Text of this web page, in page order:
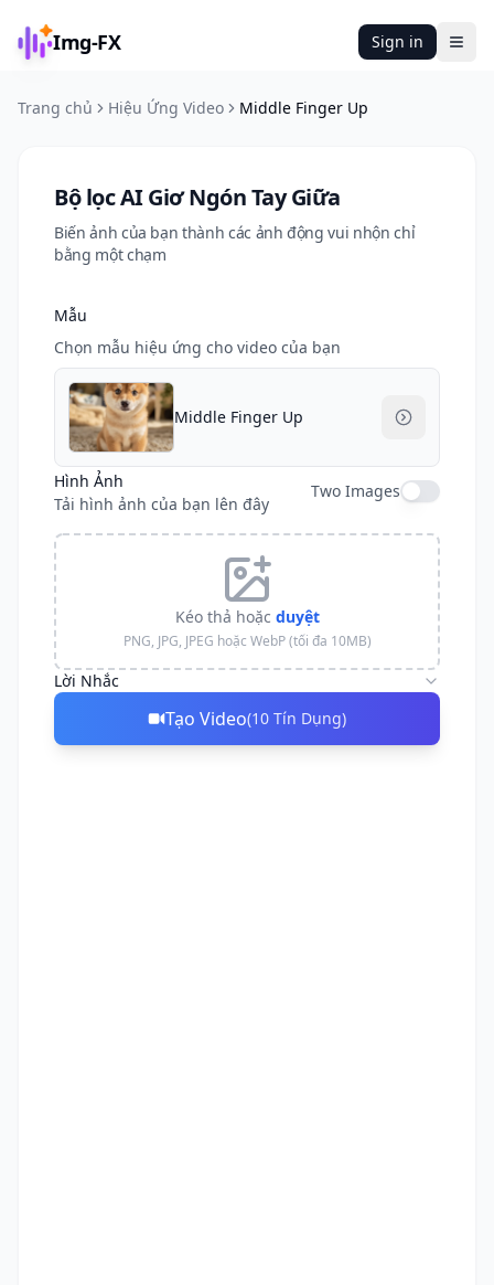
Img-FX Sign in
Trang chủ Hiệu Ứng Video Middle Finger Up
Bộ lọc AI Giơ Ngón Tay Giữa
Biến ảnh của bạn thành các ảnh động vui nhộn chỉ
bằng một chạm
Mẫu
Chọn mẫu hiệu ứng cho video của bạn
Middle Finger Up
Hình Ảnh
Tải hình ảnh của bạn lên đây
Two Images
Kéo thả hoặc duyệt
PNG, JPG, JPEG hoặc WebP (tối đa 10MB)
Lời Nhắc
Tạo Video(10 Tín Dụng)